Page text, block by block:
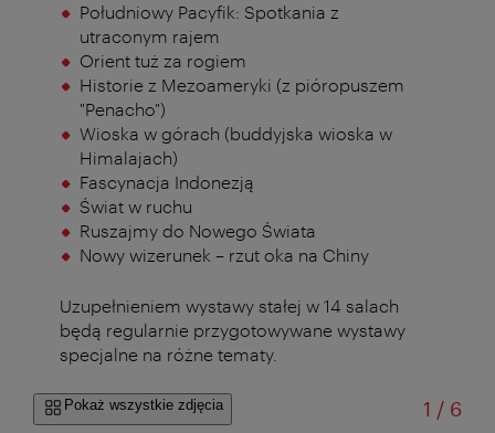
Południowy Pacyfik: Spotkania z
utraconym rajem
Orient tuż za rogiem
Historie z Mezoameryki (z pióropuszem
"Penacho")
Wioska w górach (buddyjska wioska w
Himalajach)
Fascynacja Indonezją
Świat w ruchu
Ruszajmy do Nowego Świata
Nowy wizerunek – rzut oka na Chiny
Uzupełnieniem wystawy stałej w 14 salach
będą regularnie przygotowywane wystawy
specjalne na różne tematy.
Pokaż wszystkie zdjęcia 1 /od
6